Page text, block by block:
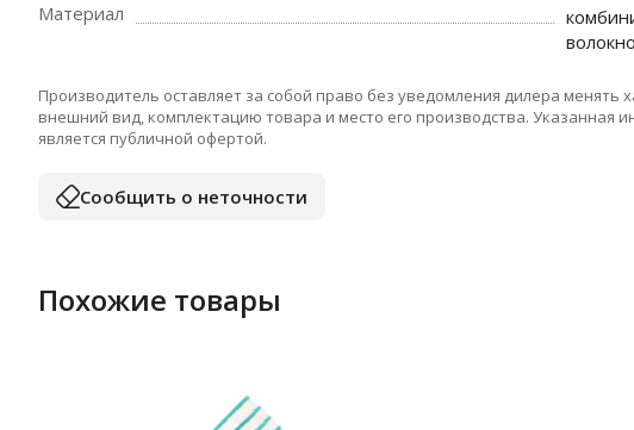
Материал
волокно
Производитель оставляет за собой право без уведомления дилера менять
внешний вид, комплектацию товара и место его производства. Указанная
является публичной офертой.
Сообщить о неточности
Похожие товары